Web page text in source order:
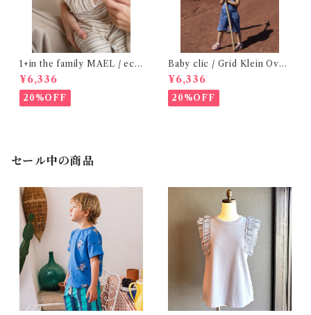
1+in the family MAEL / ecr
u (6m )
¥6,336
20%OFF
Baby clic / Grid Klein Over
ralls / 12m
¥6,336
20%OFF
セール中の商品